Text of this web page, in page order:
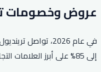
عروض وخصومات
إلى 85% على أبرز العلامات التجارية. تتميز ترينديول بتنوع خياراتها، التي تشمل الأزياء، الأحذية، والإكسسوارات، مما يلبي جميع الأذواق.